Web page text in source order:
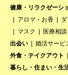
健康・リラクゼーシ
アロマ・お香
マスク
医療相談
出会い
婚活サービ
外食・テイクアウト
暮らし・住まい・生